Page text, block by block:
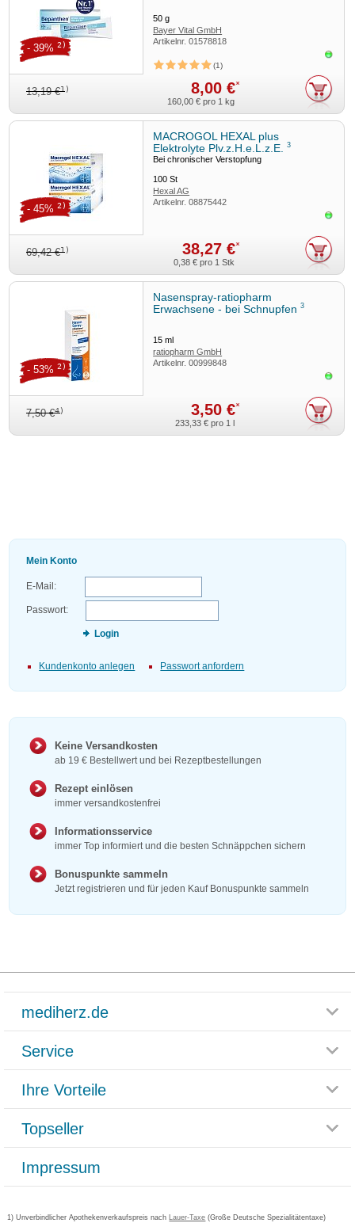
50g
Bayer Vital GmbH
Artikelnr.01578818
1
13,19 €1) 8,00 €*
- 39% 2)
160,00 € pro 1 kg
MACROGOL HEXAL plus
Elektrolyte Plv.z.H.e.L.z.E.3
Bei chronischer Verstopfung
100St
Hexal AG
Artikelnr.08875442
69,42 €1) 38,27 €*
- 45% 2)
0,38 € pro 1 Stk
Nasenspray-ratiopharm
Erwachsene - bei Schnupfen3
15ml
ratiopharm GmbH
Artikelnr.00999848
7,50 €4) 3,50 €*
- 53% 2)
233,33 € pro 1 l
Mein Konto
E-Mail:
Passwort:
Login
Kundenkonto anlegen Passwort anfordern
Keine Versandkosten
ab 19 € Bestellwert und bei Rezeptbestellungen
Rezept einlösen
immer versandkostenfrei
Informationsservice
immer Top informiert und die besten Schnäppchen sichern
Bonuspunkte sammeln
Jetzt registrieren und für jeden Kauf Bonuspunkte sammeln
mediherz.de
Glossar
Häufig gestellte Fragen
Datenschutz
AGB
Cookie-Einstellungen
Service
Rücksendemöglichkeit
Paketlieferstatus
Versandkosten
Bestellschein ausfüllen
Ihre Vorteile
Rezeptlieferung
Bonusprogramm
Gutschein und Rabatte
Kundenbewertung
Topseller
Grippostad
Bepanthen
Impressum
1) Unverbindlicher Apothekenverkaufspreis nach Lauer-Taxe (Große Deutsche Spezialitätentaxe)